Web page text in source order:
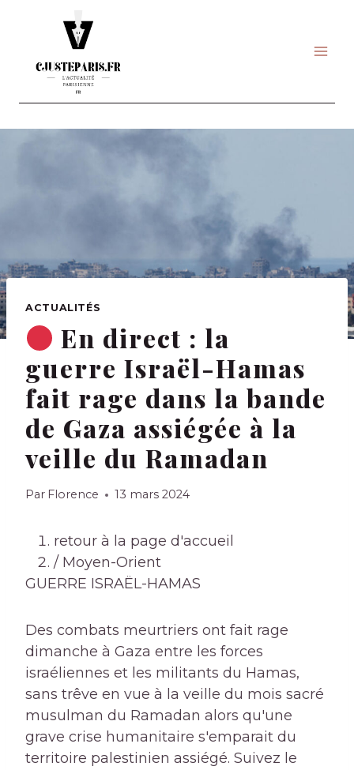
ACTUALITÉS
En direct : la
guerre Israël-Hamas
fait rage dans la bande
de Gaza assiégée à la
veille du Ramadan
Par Florence 13 mars 2024
retour à la page d'accueil
/ Moyen-Orient
GUERRE ISRAËL-HAMAS
Des combats meurtriers ont fait rage
dimanche à Gaza entre les forces
israéliennes et les militants du Hamas,
sans trêve en vue à la veille du mois sacré
musulman du Ramadan alors qu'une
grave crise humanitaire s'emparait du
territoire palestinien assiégé. Suivez le